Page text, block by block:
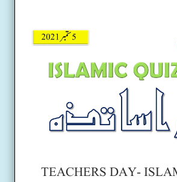
TEACHERS DAY-